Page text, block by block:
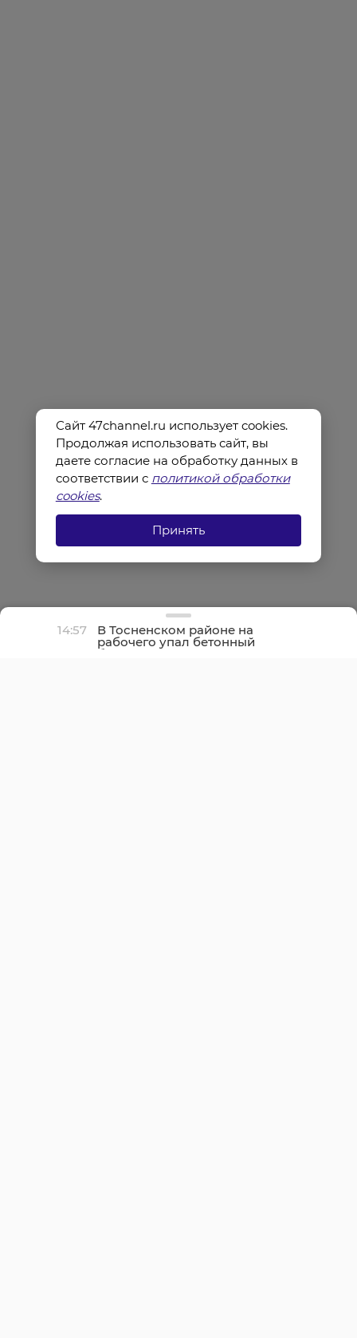
14:57 В Тосненском районе на
рабочего упал бетонный
блок
Сайт 47channel.ru использует cookies.
Продолжая использовать сайт, вы
даете согласие на обработку данных в
соответствии с политикой обработки
cookies.
Принять